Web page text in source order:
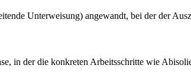
Unterweisung) angewandt, bei der der
in der die konkreten Arbeitsschritte wie